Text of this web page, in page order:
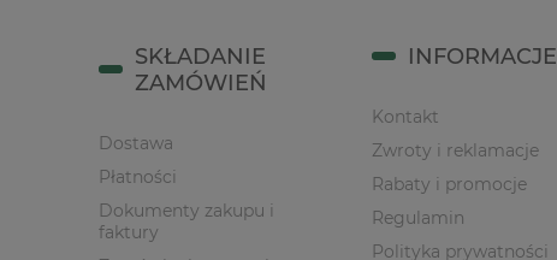
SKŁADANIE
ZAMÓWIEŃ
Dostawa
Płatności
Dokumenty zakupu i
faktury
INFORMACJE
Kontakt
Zwroty i reklamacje
Rabaty i promocje
Regulamin
Polityka prywatności